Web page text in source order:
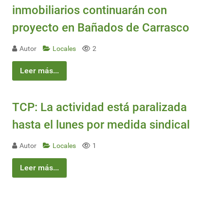
inmobiliarios continuarán con
proyecto en Bañados de Carrasco
Autor Locales 2
Leer más...
TCP: La actividad está paralizada
hasta el lunes por medida sindical
Autor Locales 1
Leer más...